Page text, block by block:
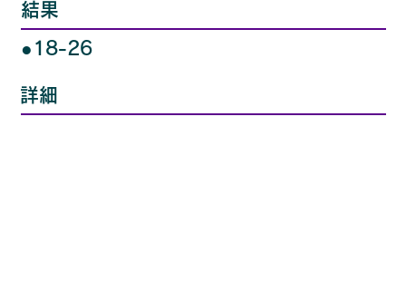
結果
●18-26
詳細